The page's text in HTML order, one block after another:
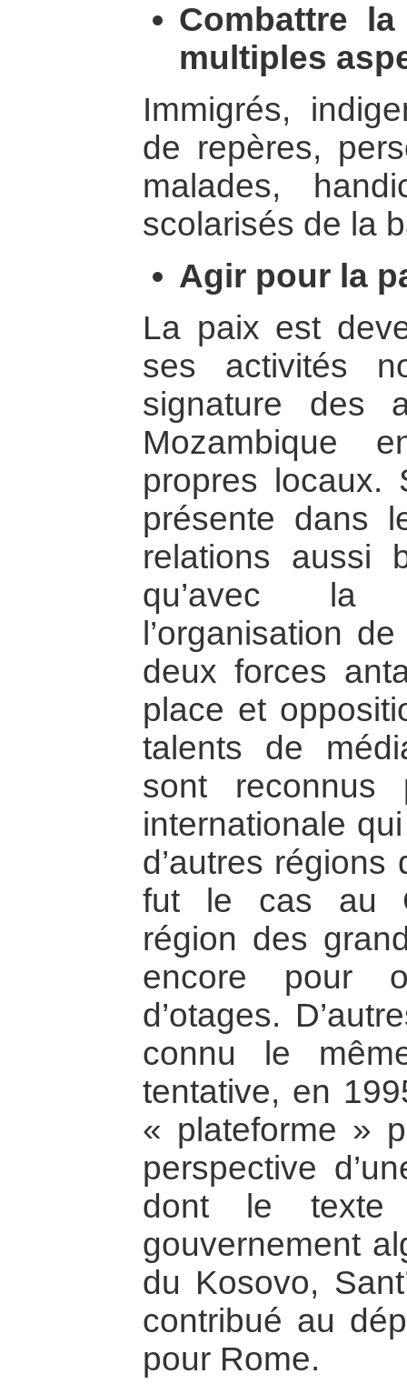
Combattre
multiples
Immigrés,
de repères,
malades,
scolarisés de la
Agir pour la
La paix est
ses activités
signature des
Mozambique
propres locaux.
présente dans
relations aussi
qu’avec la
l’organisation
deux forces
place et
talents de
sont reconnus
internationale
d’autres
fut le cas au
région des
encore pour
d’otages.
connu le
tentative, en
« plateforme »
perspective
dont le
gouvernement
du Kosovo,
contribué au
pour Rome.